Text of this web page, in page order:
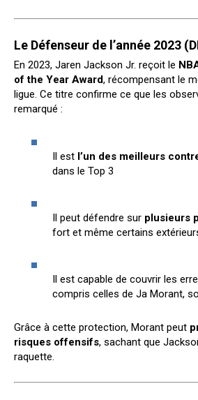
Le Défenseur de l’année 2023
En 2023, Jaren Jackson Jr. reçoit le
of the Year Award, récompensant le
ligue. Ce titre confirme ce que les
remarqué :
Il est l’un des meilleurs
dans le Top 3
Il peut défendre sur plusieurs
fort et même certains
Il est capable de couvrir les
compris celles de Ja Morant,
Grâce à cette protection, Morant peut
risques offensifs, sachant que
raquette.